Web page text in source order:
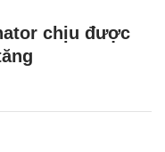
chịu được